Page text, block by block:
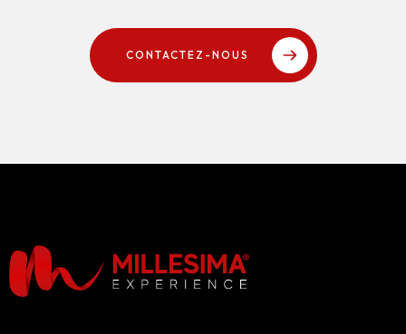
CONTACTEZ-NOUS